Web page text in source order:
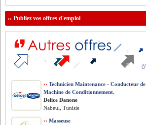
››Publiez vos offres d'emploi
›› Technicien Maintenance - Conducteur de
Machine de Conditionnement.
Delice Danone
Nabeul, Tunisie
›› Masseuse